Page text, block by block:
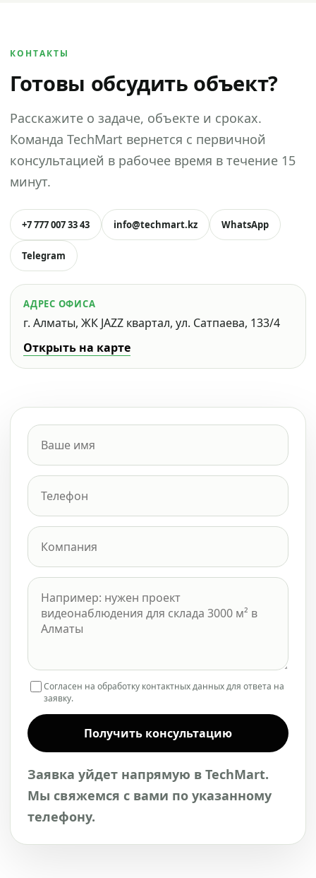
КОНТАКТЫ
Готовы обсудить объект?
Расскажите о задаче, объекте и сроках.
Команда TechMart вернется с первичной
консультацией в рабочее время в течение 15
минут.
+7 777 007 33 43 info@techmart.kz WhatsApp
Telegram
АДРЕС ОФИСА
г. Алматы, ЖК JAZZ квартал, ул. Сатпаева, 133/4
Открыть на карте
Согласен на обработку контактных данных для ответа на
заявку.
Получить консультацию
Заявка уйдет напрямую в TechMart.
Мы свяжемся с вами по указанному
телефону.